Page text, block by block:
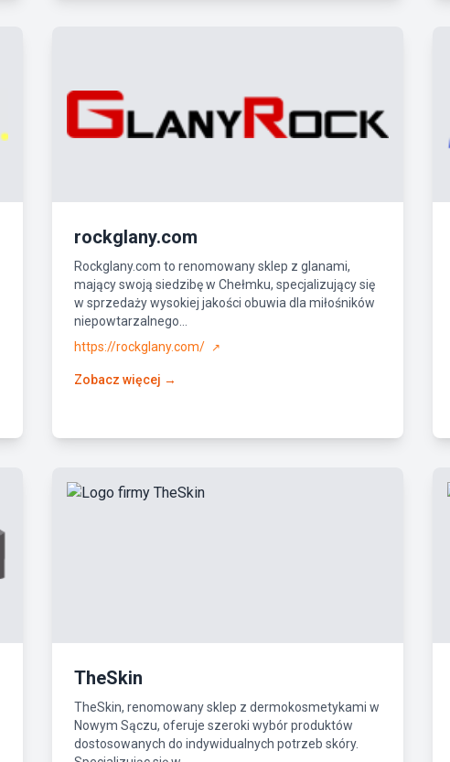
rockglany.com
Rockglany.com to renomowany sklep z glanami,
mający swoją siedzibę w Chełmku, specjalizujący się
w sprzedaży wysokiej jakości obuwia dla miłośników
niepowtarzalnego...
https://rockglany.com/
↗
Zobacz więcej →
TheSkin
TheSkin, renomowany sklep z dermokosmetykami w
Nowym Sączu, oferuje szeroki wybór produktów
dostosowanych do indywidualnych potrzeb skóry.